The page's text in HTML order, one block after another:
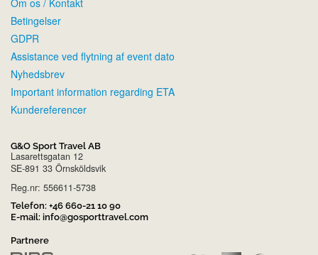
Om os / Kontakt
Betingelser
GDPR
Assistance ved flytning af event dato
Nyhedsbrev
Important information regarding ETA
Kundereferencer
G&O Sport Travel AB
Lasarettsgatan 12
SE-891 33 Örnsköldsvik
Reg.nr: 556611-5738
Telefon: +46 660-21 10 90
E-mail: info@gosporttravel.com
Partnere